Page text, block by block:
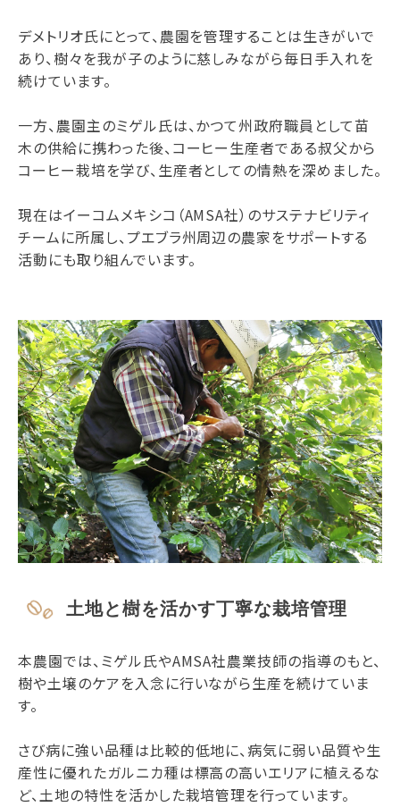
デメトリオ氏にとって、農園を管理することは生きがいで
あり、樹々を我が子のように慈しみながら毎日手入れを
続けています。
一方、農園主のミゲル氏は、かつて州政府職員として苗
木の供給に携わった後、コーヒー生産者である叔父から
コーヒー栽培を学び、生産者としての情熱を深めました。
現在はイーコムメキシコ（AMSA社）のサステナビリティ
チームに所属し、プエブラ州周辺の農家をサポートする
活動にも取り組んでいます。
土地と樹を活かす丁寧な栽培管理
本農園では、ミゲル氏やAMSA社農業技師の指導のもと、
樹や土壌のケアを入念に行いながら生産を続けていま
す。
さび病に強い品種は比較的低地に、病気に弱い品質や生
産性に優れたガルニカ種は標高の高いエリアに植えるな
ど、土地の特性を活かした栽培管理を行っています。